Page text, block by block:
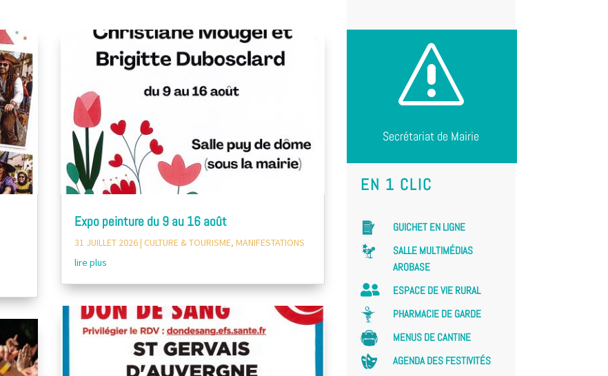
Expo peinture du 9 au 16 août
31 JUILLET 2026| CULTURE & TOURISME, MANIFESTATIONS
lire plus
s
Secrétariat de Mairie
EN 1 CLIC
GUICHET EN LIGNE
SALLE MULTIMÉDIAS
AROBASE

ESPACE DE VIE RURAL
PHARMACIE DE GARDE
MENUS DE CANTINE
AGENDA DES FESTIVITÉS